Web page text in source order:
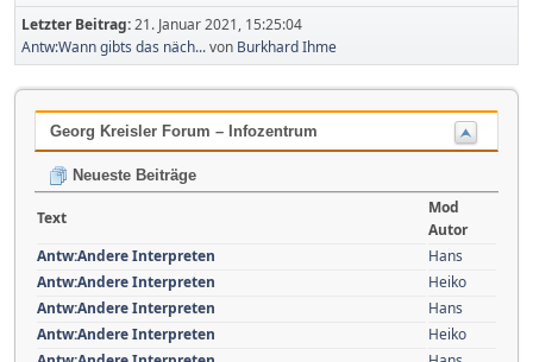
Letzter Beitrag:21. Januar 2021, 15:25:04
Antw:Wann gibts das näch...von Burkhard Ihme
Georg Kreisler Forum – Infozentrum
Neueste Beiträge
Text
Mod
Autor
Antw:Andere Interpreten
Hans
Antw:Andere Interpreten
Heiko
Antw:Andere Interpreten
Hans
Antw:Andere Interpreten
Heiko